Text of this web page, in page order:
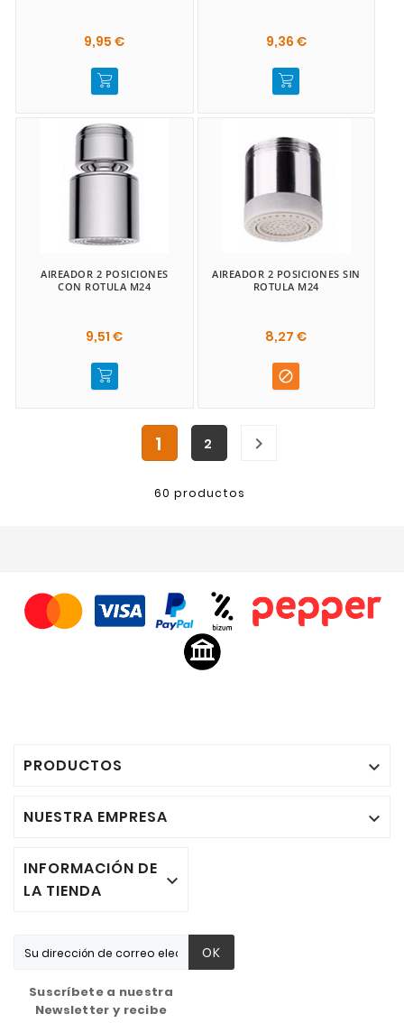
9,95 € 9,36 €
AIREADOR 2 POSICIONES
CON ROTULA M24
9,51 €
AIREADOR 2 POSICIONES SIN
ROTULA M24
8,27 €

1 2 
60 productos
PRODUCTOS 
NUESTRA EMPRESA 
INFORMACIÓN DE
LA TIENDA

OK
Suscríbete a nuestra
Newsletter y recibe